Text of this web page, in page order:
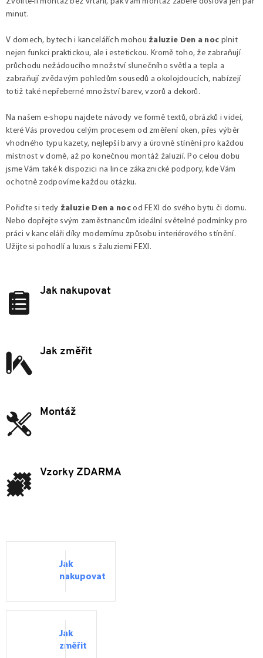
minut.
V domech, bytech i kancelářích mohou žaluzie Den a noc plnit
nejen funkci praktickou, ale i estetickou. Kromě toho, že zabraňují
průchodu nežádoucího množství slunečního světla a tepla a
zabraňují zvědavým pohledům sousedů a okolojdoucích, nabízejí
totiž také nepřeberné množství barev, vzorů a dekorů.
Na našem e-shopu najdete návody ve formě textů, obrázků i videí,
které Vás provedou celým procesem od změření oken, přes výběr
vhodného typu kazety, nejlepší barvy a úrovně stínění pro každou
místnost v domě, až po konečnou montáž žaluzií. Po celou dobu
jsme Vám také k dispozici na lince zákaznické podpory, kde Vám
ochotně zodpovíme každou otázku.
Pořiďte si tedy žaluzie Den a noc od FEXI do svého bytu či domu.
Nebo dopřejte svým zaměstnancům ideální světelné podmínky pro
práci v kanceláři díky modernímu způsobu interiérového stínění.
Užijte si pohodlí a luxus s žaluziemi FEXI.
Jak nakupovat
Jak změřit
Montáž
Vzorky ZDARMA
Jak
nakupovat
Jak
změřit